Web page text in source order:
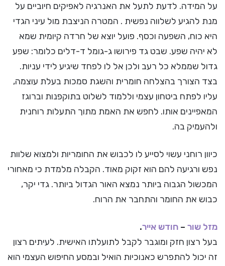
על המידה. לדעת לתעל את האנרגיה לאפיקים חיוביים על
מנת להגיע לשלווה נפשית . המטרה הניצבת מול עיני הגדי
היא כוח, השפעה וכסף. פועל יוצא של חרדה קיומית שמא
לא יהיה שפע. שבט גד פירושו ג-גומל ד-דלים כלומר: שפע
גדול שממלא כל רעב ולכן אל לו לפחד שיגיע לידי עניות.
בצד הצורך בהצלחה חומרית והשגת סמכות בעלת עוצמה,
עליו לפתח ביטחון עצמי וללמוד לשלוט בתוקפנות וברוגז
המאפיינים אותו. לחפש את האמת מתוך התעלות רוחנית
ולהעמיק בה.
כיוון רוחני עשוי לסייע לו לכבוש את החומריות ולמצוא שלוות
נפש ורגיעה להם הוא זקוק מאוד. הקבלה מלמדת כי מאחורי
המכשול הגבוה ביותר נמצא האור הגדול ביותר. גדי יקר,
כבוש את החומר והתחבר את הרוח.
מזל שור – חודש אייר.
בעל רצון חזק ומוגבר לקבל לתועלתו האישית. לעיתים רצון
זה יכול להתפרש כאנוכיות הואיל ובמסע החיפוש העצמי הוא